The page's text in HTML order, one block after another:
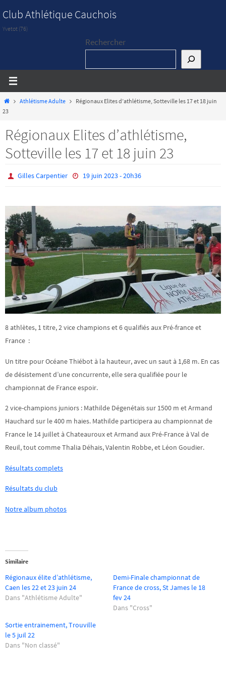
vers
le
Club Athlétique Cauchois
Yvetot (76)
Rechercher
HomeAthlétisme Adulte
Régionaux Elites d’athlétisme, Sotteville les 17 et 18 juin
23
Régionaux Elites d’athlétisme,
Sotteville les 17 et 18 juin 23
Gilles Carpentier 19 juin 2023 - 20h36
8 athlètes, 1 titre, 2 vice champions et 6 qualifiés aux Pré-france et
France :
Un titre pour Océane Thiébot à la hauteur, avec un saut à 1,68 m. En cas
de désistement d’une concurrente, elle sera qualifiée pour le
championnat de France espoir.
2 vice-champions juniors : Mathilde Dégenétais sur 1500 m et Armand
Hauchard sur le 400 m haies. Mathilde participera au championnat de
France le 14 juillet à Chateauroux et Armand aux Pré-France à Val de
Reuil, tout comme Thalia Déhais, Valentin Robbe, et Léon Goudier.
Résultats complets
Résultats du club
Notre album photos
Similaire
Régionaux élite d’athlétisme,
Caen les 22 et 23 juin 24
Dans "Athlétisme Adulte"
Demi-Finale championnat de
France de cross, St James le 18
fev 24
Dans "Cross"
Sortie entrainement, Trouville
le 5 juil 22
Dans "Non classé"